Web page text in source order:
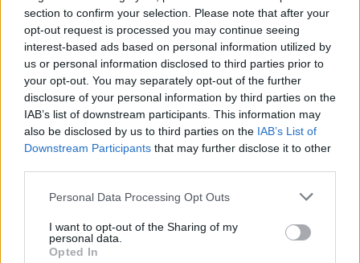
section to confirm your selection. Please note that after your
opt-out request is processed you may continue seeing
interest-based ads based on personal information utilized by
us or personal information disclosed to third parties prior to
your opt-out. You may separately opt-out of the further
disclosure of your personal information by third parties on the
IAB’s list of downstream participants. This information may
also be disclosed by us to third parties on the IAB’s List of
Downstream Participants that may further disclose it to other
Personal Data Processing Opt Outs
I want to opt-out of the Sharing of my
personal data.
Opted In